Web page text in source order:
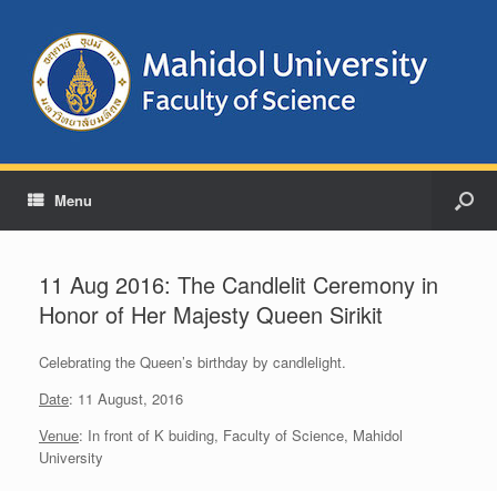
Menu
11 Aug 2016: The Candlelit Ceremony in
Honor of Her Majesty Queen Sirikit
Celebrating the Queen’s birthday by candlelight.
Date: 11 August, 2016
Venue: In front of K buiding, Faculty of Science, Mahidol
University